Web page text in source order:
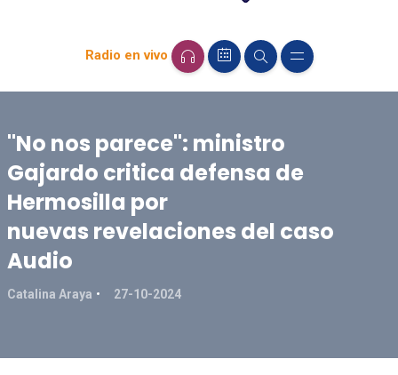
Radio en vivo
"No nos parece": ministro
Gajardo critica defensa de
Hermosilla por
nuevas revelaciones del caso
Audio
Catalina Araya 27-10-2024